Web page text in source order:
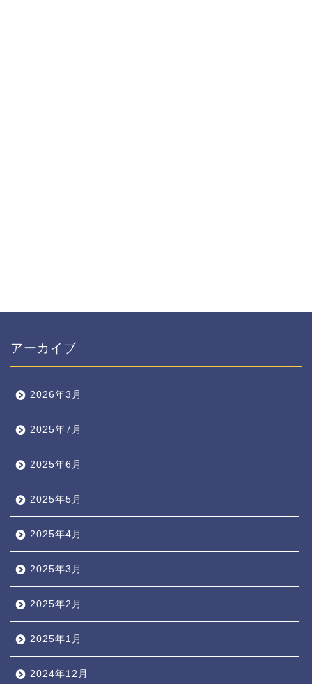
アーカイブ
2026年3月
2025年7月
2025年6月
2025年5月
2025年4月
2025年3月
2025年2月
2025年1月
2024年12月